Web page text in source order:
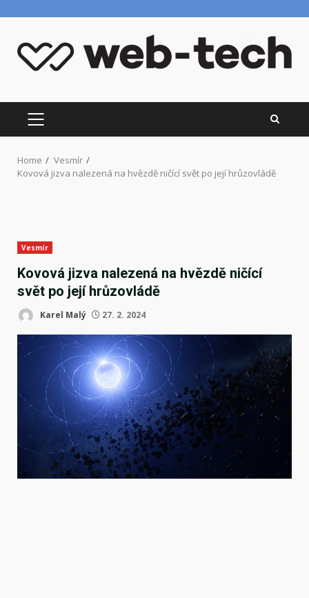
content
PRIMARY
MENU
Home
Vesmír
Kovová jizva nalezená na hvězdě ničící svět po její hrůzovládě
Vesmír
Kovová jizva nalezená na hvězdě ničící
svět po její hrůzovládě
Karel Malý 27. 2. 2024